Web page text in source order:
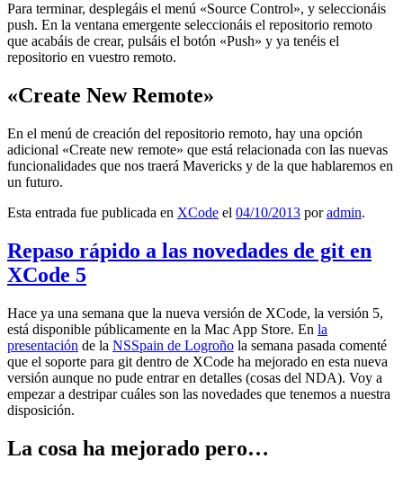
Para terminar, desplegáis el menú «Source Control», y seleccionáis
push. En la ventana emergente seleccionáis el repositorio remoto
que acabáis de crear, pulsáis el botón «Push» y ya tenéis el
repositorio en vuestro remoto.
«Create New Remote»
En el menú de creación del repositorio remoto, hay una opción
adicional «Create new remote» que está relacionada con las nuevas
funcionalidades que nos traerá Mavericks y de la que hablaremos en
un futuro.
Esta entrada fue publicada en XCode el 04/10/2013 poradmin.
Repaso rápido a las novedades de git en
XCode 5
Hace ya una semana que la nueva versión de XCode, la versión 5,
está disponible públicamente en la Mac App Store. En la
presentación de la NSSpain de Logroño la semana pasada comenté
que el soporte para git dentro de XCode ha mejorado en esta nueva
versión aunque no pude entrar en detalles (cosas del NDA). Voy a
empezar a destripar cuáles son las novedades que tenemos a nuestra
disposición.
La cosa ha mejorado pero…